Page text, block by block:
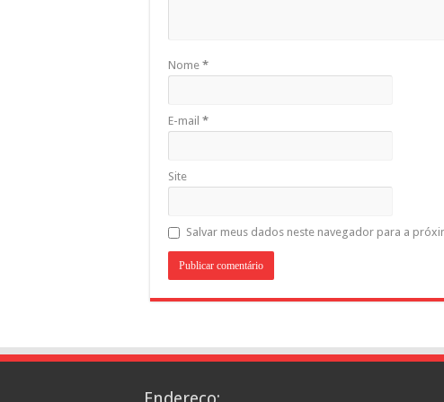
Nome *
E-mail *
Site
Salvar meus dados neste navegador para a